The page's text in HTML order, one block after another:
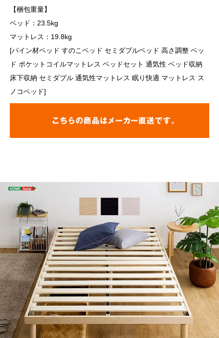
【梱包重量】
ベッド：23.5kg
マットレス：19.8kg
[パイン材ベッド すのこベッド セミダブルベッド 高さ調整 ベッ
ド ポケットコイルマットレス ベッドセット 通気性 ベッド収納
床下収納 セミダブル 通気性マットレス 眠り快適 マットレス ス
ノコベッド]